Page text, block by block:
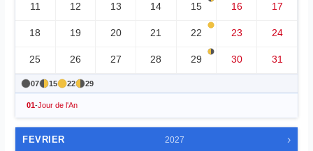
11 12 13 14 15 16 17
18 19 20 21 22 23 24
25 26 27 28 29 30 31
07 15 22 29
01-Jour de l'An
FEVRIER 2027 ›